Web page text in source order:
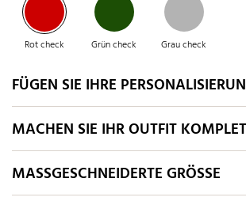
Rot check Grün check Grau check
FÜGEN SIE IHRE
MACHEN SIE IHR OUTFIT
MASSGESCHNEIDERTE GRÖSSE